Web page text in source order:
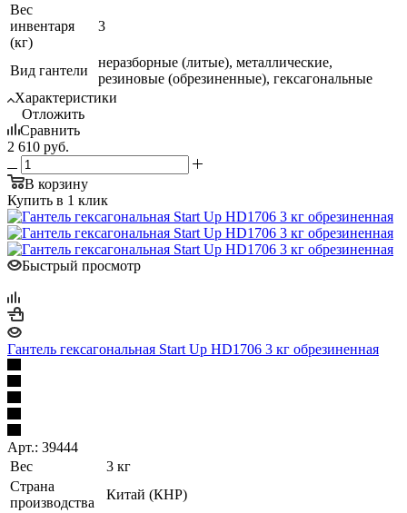
Вес
инвентаря
(кг)
3
Вид гантели
неразборные (литые), металлические,
резиновые (обрезиненные), гексагональные
Характеристики
Отложить
Сравнить
2 610 руб.
В корзину
Купить в 1 клик
Быстрый просмотр
Гантель гексагональная Start Up HD1706 3 кг обрезиненная
Арт.: 39444
Вес
3 кг
Страна
производства
Китай (КНР)